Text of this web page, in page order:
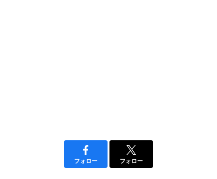
フォロー フォロー